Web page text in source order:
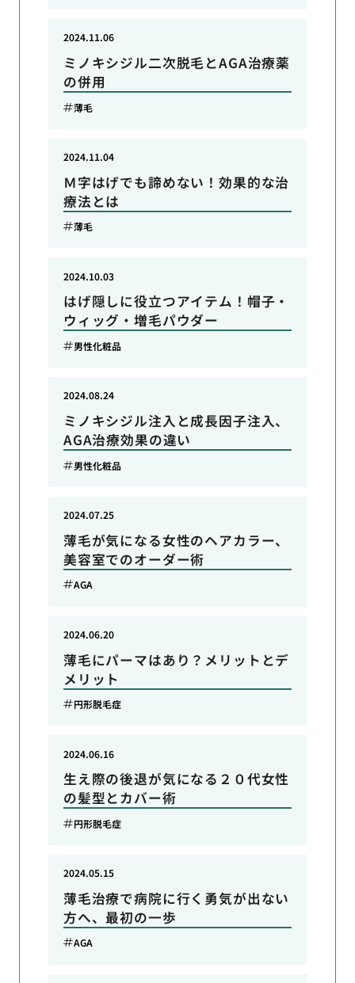
ミノキシジル二次脱毛とAGA治療薬
の併用
2024.11.06
薄毛
Ｍ字はげでも諦めない！効果的な治
療法とは
2024.11.04
薄毛
はげ隠しに役立つアイテム！帽子・
ウィッグ・増毛パウダー
2024.10.03
男性化粧品
ミノキシジル注入と成長因子注入、
AGA治療効果の違い
2024.08.24
男性化粧品
薄毛が気になる女性のヘアカラー、
美容室でのオーダー術
2024.07.25
AGA
薄毛にパーマはあり？メリットとデ
メリット
2024.06.20
円形脱毛症
生え際の後退が気になる２０代女性
の髪型とカバー術
2024.06.16
円形脱毛症
薄毛治療で病院に行く勇気が出ない
方へ、最初の一歩
2024.05.15
AGA